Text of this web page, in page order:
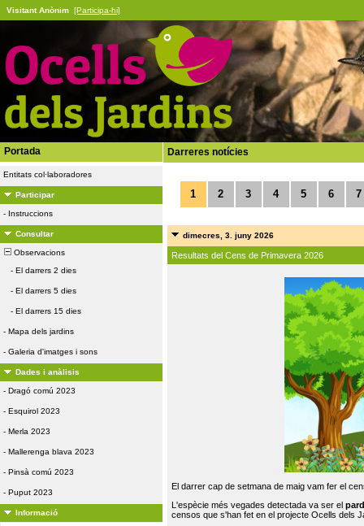
Visitant Anònim [Participa-hi]
Portada
Entitats col·laboradores
Participar
- Instruccions
Consultar
Observacions
- El darrers 2 dies
- El darrers 5 dies
- El darrers 15 dies
- Mapa dels jardins
- Galeria d'imatges i sons
Dades i anàlisis
- Dragó comú 2023
- Esquirol 2023
- Merla 2023
- Mallerenga blava 2023
- Pinsà comú 2023
- Puput 2023
Informació
Darreres notícies
1 2 3 4 5 6 7
dimecres, 3. juny 2026
Resultats del Cens de Primavera 2026
El darrer cap de setmana de maig vam fer el
L'espècie més vegades detectada va ser el
censos que s'han fet en el projecte Ocells dels